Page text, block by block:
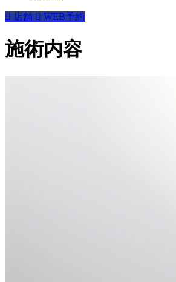
 店舗  WEB予約
施術内容